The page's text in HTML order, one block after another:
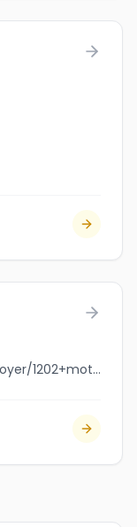
jobbank.gc.ca/browsejobs/employer/1202+motor+inn/ca